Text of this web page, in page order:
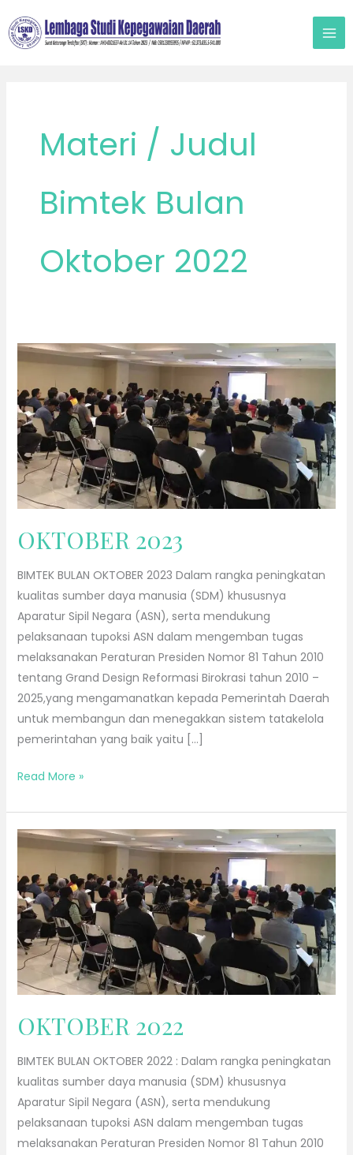
ke
konten
Materi / Judul
Bimtek Bulan
Oktober 2022
OKTOBER 2023
BIMTEK BULAN OKTOBER 2023 Dalam rangka peningkatan
kualitas sumber daya manusia (SDM) khususnya
Aparatur Sipil Negara (ASN), serta mendukung
pelaksanaan tupoksi ASN dalam mengemban tugas
melaksanakan Peraturan Presiden Nomor 81 Tahun 2010
tentang Grand Design Reformasi Birokrasi tahun 2010 –
2025,yang mengamanatkan kepada Pemerintah Daerah
untuk membangun dan menegakkan sistem tatakelola
pemerintahan yang baik yaitu […]
OKTOBER
Read More »
OKTOBER 2022
BIMTEK BULAN OKTOBER 2022 : Dalam rangka peningkatan
kualitas sumber daya manusia (SDM) khususnya
Aparatur Sipil Negara (ASN), serta mendukung
pelaksanaan tupoksi ASN dalam mengemban tugas
melaksanakan Peraturan Presiden Nomor 81 Tahun 2010
OKTOBER